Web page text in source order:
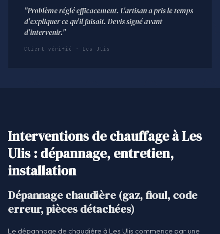
"Problème réglé efficacement. L'artisan a pris le temps
d'expliquer ce qu'il faisait. Devis signé avant
d'intervenir."
Client vérifié · Les Ulis
Interventions de chauffage à Les
Ulis : dépannage, entretien,
installation
Dépannage chaudière (gaz, fioul, code
erreur, pièces détachées)
Le dépannage de chaudière à Les Ulis commence par une